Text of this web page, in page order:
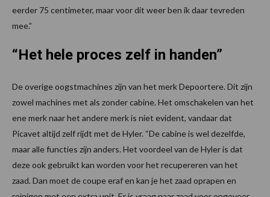
eerder 75 centimeter, maar voor dit weer ben ik daar tevreden
mee.”
“Het hele proces zelf in handen”
De overige oogstmachines zijn van het merk Depoortere. Dit zijn
zowel machines met als zonder cabine. Het omschakelen van het
ene merk naar het andere merk is niet evident, vandaar dat
Picavet altijd zelf rijdt met de Hyler. “De cabine is wel dezelfde,
maar alle functies zijn anders. Het voordeel van de Hyler is dat
deze ook gebruikt kan worden voor het recupereren van het
zaad. Dan moet de coupe eraf en kan je het zaad oprapen en